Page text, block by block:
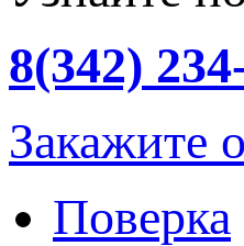
8(342)
Закажите
Поверка